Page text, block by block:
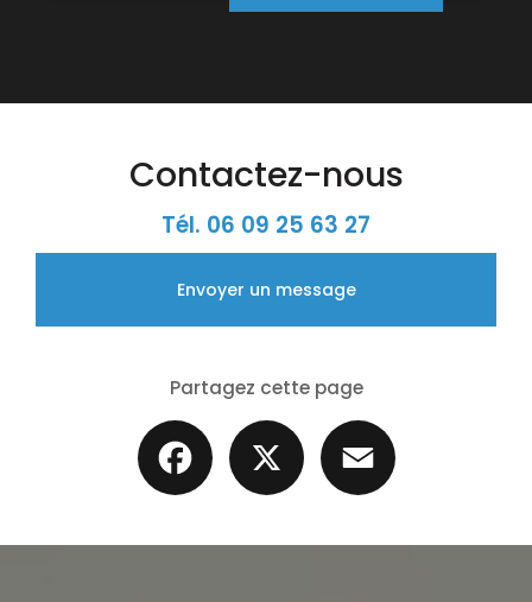
Contactez-nous
Tél. 06 09 25 63 27
Envoyer un message
Partagez cette page
Facebook